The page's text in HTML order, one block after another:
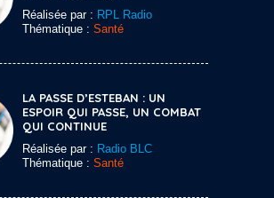
Réalisée par : RPL Radio
Thématique : Santé
LA PASSE D’ESTEBAN : UN
ESPOIR QUI PASSE, UN COMBAT
QUI CONTINUE
Réalisée par : Radio BLC
Thématique : Santé